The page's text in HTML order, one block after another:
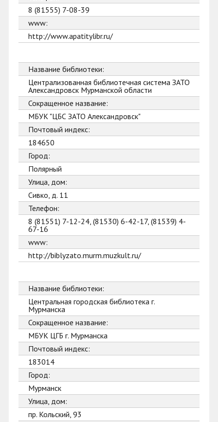
8 (81555) 7-08-39
www:
http://www.apatitylibr.ru/
Название библиотеки:
Централизованная библиотечная система ЗАТО
Александровск Мурманской области
Сокращенное название:
МБУК "ЦБС ЗАТО Александровск"
Почтовый индекс:
184650
Город:
Полярный
Улица, дом:
Сивко, д. 11
Телефон:
8 (81551) 7-12-24, (81530) 6-42-17, (81539) 4-
67-16
www:
http://biblyzato.murm.muzkult.ru/
Название библиотеки:
Центральная городская библиотека г.
Мурманска
Сокращенное название:
МБУК ЦГБ г. Мурманска
Почтовый индекс:
183014
Город:
Мурманск
Улица, дом:
пр. Кольский, 93